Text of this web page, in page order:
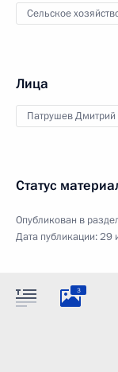
Сельское
Лица
Патрушев
Статус
Опубликован в
Дата публикации:29
3